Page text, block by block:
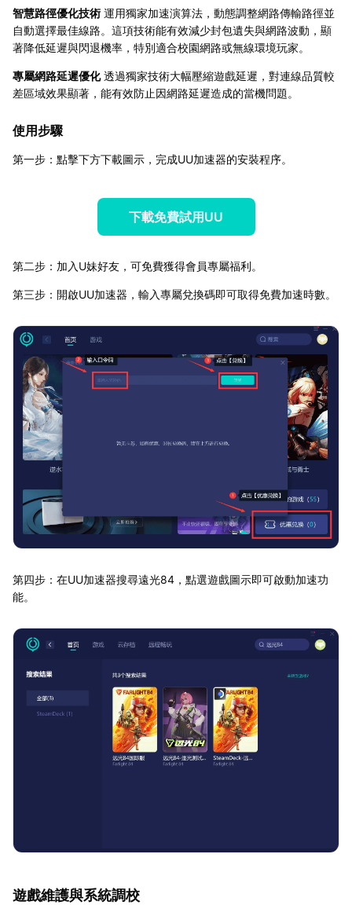
智慧路徑優化技術 運用獨家加速演算法，動態調整網路傳輸路徑並
自動選擇最佳線路。這項技術能有效減少封包遺失與網路波動，顯
著降低延遲與閃退機率，特別適合校園網路或無線環境玩家。
專屬網路延遲優化透過獨家技術大幅壓縮遊戲延遲，對連線品質較
差區域效果顯著，能有效防止因網路延遲造成的當機問題。
使用步驟
第一步：點擊下方下載圖示，完成UU加速器的安裝程序。
下載免費試用UU
第二步：加入U妹好友，可免費獲得會員專屬福利。
第三步：開啟UU加速器，輸入專屬兌換碼即可取得免費加速時數。
第四步：在UU加速器搜尋遠光84，點選遊戲圖示即可啟動加速功
能。
遊戲維護與系統調校